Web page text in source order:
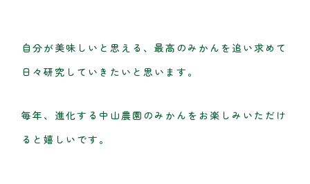
自分が美味しいと思える、最高のみかんを追い求めて
日々研究していきたいと思います。
毎年、進化する中山農園のみかんをお楽しみいただけ
ると嬉しいです。